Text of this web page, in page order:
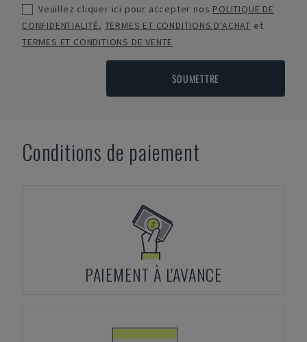
Veuillez cliquer ici pour accepter nos POLITIQUE DE
CONFIDENTIALITÉ, TERMES ET CONDITIONS D'ACHAT et
TERMES ET CONDITIONS DE VENTE
SOUMETTRE
Conditions de paiement
PAIEMENT À L'AVANCE